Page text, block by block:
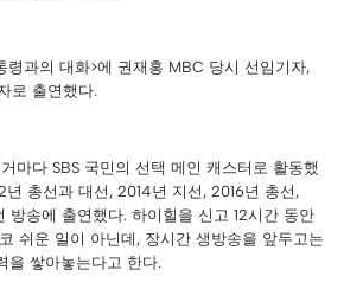
령과의 대화>에 권재홍 MBC 당시 선임기자,
로 출연했다.
마다 SBS 국민의 선택 메인 캐스터로 활동했
년 총선과 대선, 2014년 지선, 2016년 총선,
방송에 출연했다. 하이힐을 신고 12시간 동안
쉬운 일이 아닌데, 장시간 생방송을 앞두고는
을 쌓아놓는다고 한다.